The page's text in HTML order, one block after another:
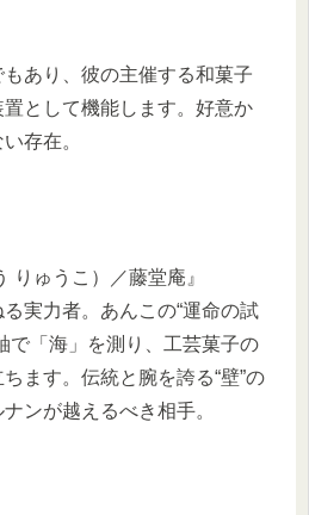
あり、彼の主催する和菓子
として機能します。好意か
存在。
りゅうこ）／藤堂庵』
実力者。あんこの“運命の試
で「海」を測り、工芸菓子の
ます。伝統と腕を誇る“壁”の
ンが越えるべき相手。